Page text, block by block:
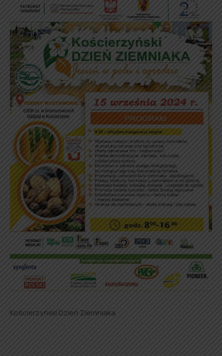
Kościerzyński Dzień Ziemniaka